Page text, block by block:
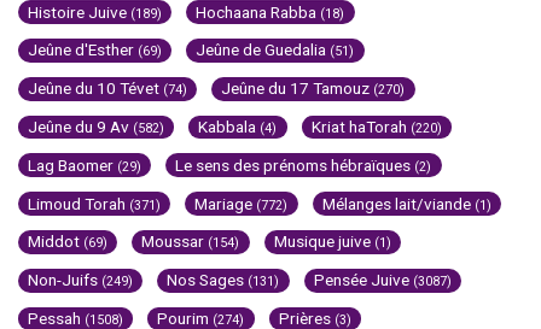
Histoire Juive (189) Hochaana Rabba (18)
Jeûne d'Esther (69) Jeûne de Guedalia (51)
Jeûne du 10 Tévet (74) Jeûne du 17 Tamouz (270)
Jeûne du 9 Av (582) Kabbala (4) Kriat haTorah (220)
Lag Baomer (29) Le sens des prénoms hébraïques (2)
Limoud Torah (371) Mariage (772) Mélanges lait/viande (1)
Middot (69) Moussar (154) Musique juive (1)
Non-Juifs (249) Nos Sages (131) Pensée Juive (3087)
Pessah (1508) Pourim (274) Prières (3)